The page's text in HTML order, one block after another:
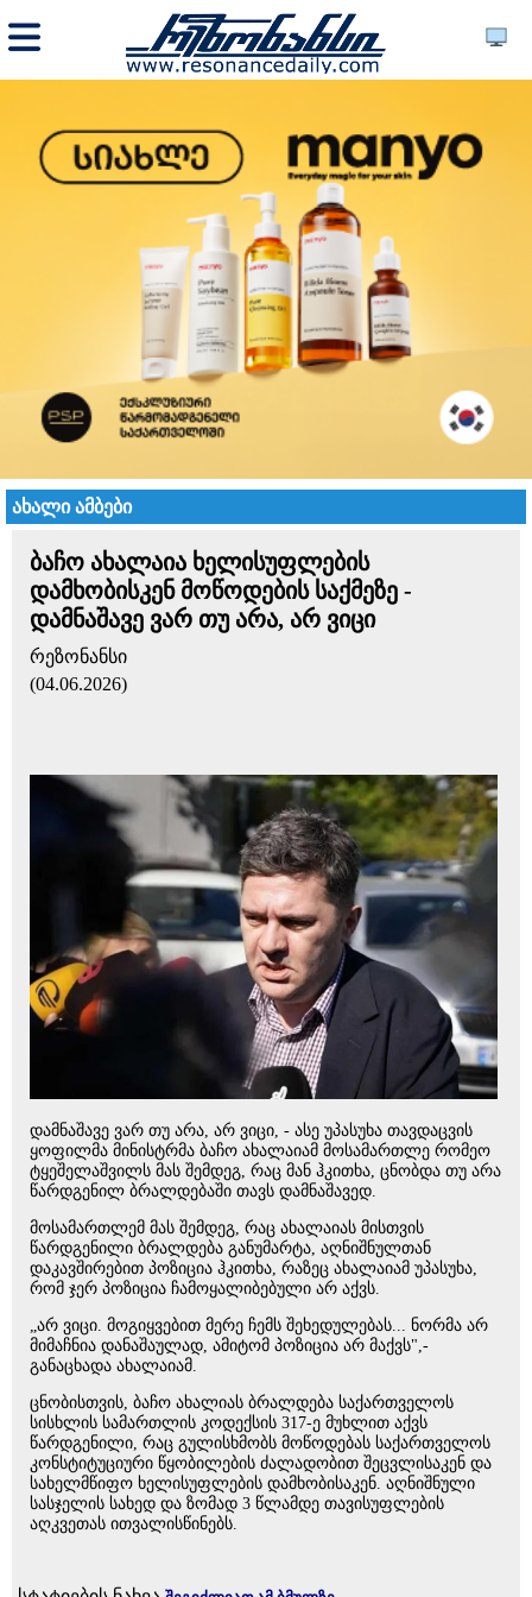
ახალი ამბები
ბაჩო ახალაია ხელისუფლების
დამხობისკენ მოწოდების საქმეზე -
დამნაშავე ვარ თუ არა, არ ვიცი
რეზონანსი
(04.06.2026)
დამნაშავე ვარ თუ არა, არ ვიცი, - ასე უპასუხა თავდაცვის
ყოფილმა მინისტრმა ბაჩო ახალაიამ მოსამართლე რომეო
ტყეშელაშვილს მას შემდეგ, რაც მან ჰკითხა, ცნობდა თუ არა
წარდგენილ ბრალდებაში თავს დამნაშავედ.
მოსამართლემ მას შემდეგ, რაც ახალაიას მისთვის
წარდგენილი ბრალდება განუმარტა, აღნიშნულთან
დაკავშირებით პოზიცია ჰკითხა, რაზეც ახალაიამ უპასუხა,
რომ ჯერ პოზიცია ჩამოყალიბებული არ აქვს.
„არ ვიცი. მოგიყვებით მერე ჩემს შეხედულებას... ნორმა არ
მიმაჩნია დანაშაულად, ამიტომ პოზიცია არ მაქვს",-
განაცხადა ახალაიამ.
ცნობისთვის, ბაჩო ახალიას ბრალდება საქართველოს
სისხლის სამართლის კოდექსის 317-ე მუხლით აქვს
წარდგენილი, რაც გულისხმობს მოწოდებას საქართველოს
კონსტიტუციური წყობილების ძალადობით შეცვლისაკენ და
სახელმწიფო ხელისუფლების დამხობისაკენ. აღნიშნული
სასჯელის სახედ და ზომად 3 წლამდე თავისუფლების
აღკვეთას ითვალისწინებს.